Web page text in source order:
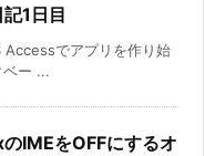
1日目
Accessでアプリを作り始
ベー ...
IMEをOFFにするオ